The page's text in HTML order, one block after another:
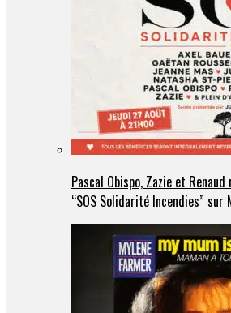
Pascal Obispo, Zazie et
“SOS Solidarité Incendies” sur